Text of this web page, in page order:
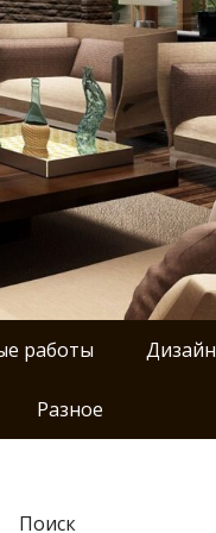
работы Дизайн
Разное
Поиск